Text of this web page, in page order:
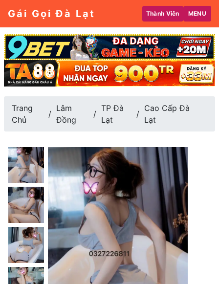
Gái Gọi Đà Lạt Thành Viên MENU
Trang
Chủ
Lâm
Đồng
TP Đà
Lạt
Cao Cấp Đà
Lạt